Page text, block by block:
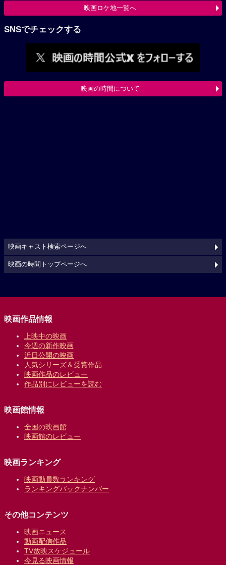
映画ロケ地一覧へ
SNSでチェックする
映画の時間について
映画キャスト検索ページへ
映画の時間トップページへ
映画作品情報
上映中の映画
今週の新作映画
近日公開の映画
人気シリーズ＆受賞作品
映画作品のレビュー
作品別にレビューを読む
映画館情報
全国の映画館
映画館のレビュー
映画ランキング
映画動員数ランキング
ランキングバックナンバー
その他コンテンツ
映画ニュース
動画配信作品
TV放映スケジュール
今見る映画情報